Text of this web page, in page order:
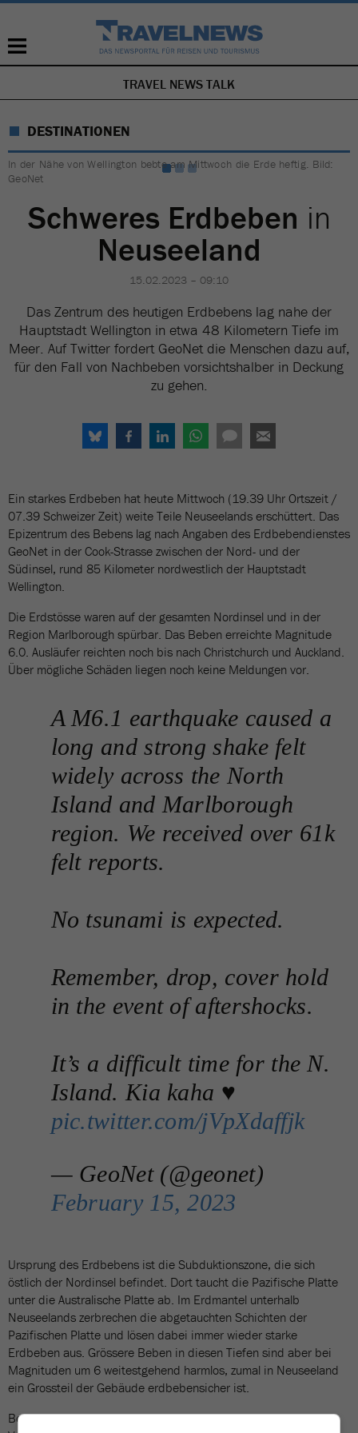
NAVIGATION
ÜBERSPRINGEN
TRAVEL NEWS TALK
DESTINATIONEN
In der Nähe von Wellington bebte am Mittwoch die Erde heftig. Bild:
GeoNet
Schweres Erdbeben in
Neuseeland
15.02.2023 – 09:10
Das Zentrum des heutigen Erdbebens lag nahe der
Hauptstadt Wellington in etwa 48 Kilometern Tiefe im
Meer. Auf Twitter fordert GeoNet die Menschen dazu auf,
für den Fall von Nachbeben vorsichtshalber in Deckung
zu gehen.
Ein starkes Erdbeben hat heute Mittwoch (19.39 Uhr Ortszeit /
07.39 Schweizer Zeit) weite Teile Neuseelands erschüttert. Das
Epizentrum des Bebens lag nach Angaben des Erdbebendienstes
GeoNet in der Cook-Strasse zwischen der Nord- und der
Südinsel, rund 85 Kilometer nordwestlich der Hauptstadt
Wellington.
Die Erdstösse waren auf der gesamten Nordinsel und in der
Region Marlborough spürbar. Das Beben erreichte Magnitude
6.0. Ausläufer reichten noch bis nach Christchurch und Auckland.
Über mögliche Schäden liegen noch keine Meldungen vor.
A M6.1 earthquake caused a
long and strong shake felt
widely across the North
Island and Marlborough
region. We received over 61k
felt reports.
No tsunami is expected.
Remember, drop, cover hold
in the event of aftershocks.
It’s a difficult time for the N.
Island. Kia kaha ♥
pic.twitter.com/jVpXdaffjk
— GeoNet (@geonet)
February 15, 2023
Ursprung des Erdbebens ist die Subduktionszone, die sich
östlich der Nordinsel befindet. Dort taucht die Pazifische Platte
unter die Australische Platte ab. Im Erdmantel unterhalb
Neuseelands zerbrechen die abgetauchten Schichten der
Pazifischen Platte und lösen dabei immer wieder starke
Erdbeben aus. Grössere Beben in diesen Tiefen sind aber bei
Magnituden um 6 weitestgehend harmlos, zumal in Neuseeland
ein Grossteil der Gebäude erdbebensicher ist.
Bei der Organisation GeoNet, die in Neuseeland Erdbeben,